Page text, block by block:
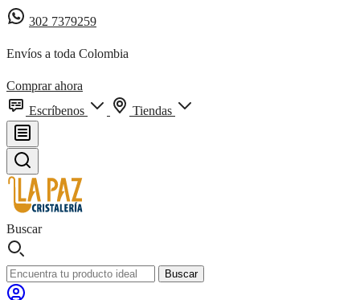
302 7379259
Envíos a toda Colombia
Comprar ahora
Escríbenos
Tiendas
Buscar
Buscar